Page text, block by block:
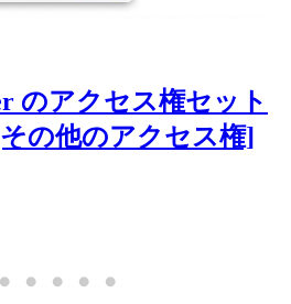
のアクセス権セット
の他のアクセス権]